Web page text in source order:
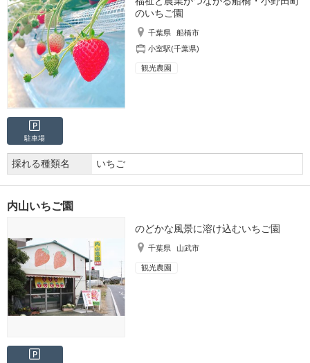
のいちご園
千葉県
船橋市
小室駅(千葉県)
観光農園
駐車場
採れる種類名 いちご
内山いちご園
のどかな風景に溶け込むいちご園
千葉県 山武市
観光農園